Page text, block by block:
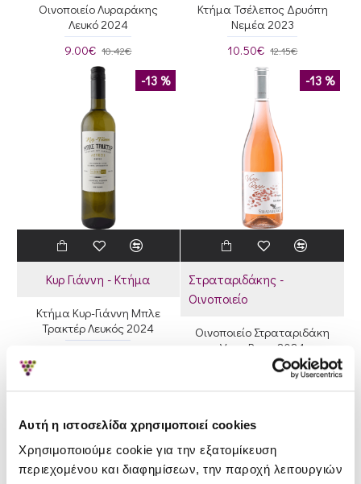
Αυτή η ιστοσελίδα χρησιμοποιεί cookies
Χρησιμοποιούμε cookie για την εξατομίκευση
περιεχομένου και διαφημίσεων, την παροχή λειτουργιών
Οινοποιείο Λυραράκης
Λευκό 2024
9.00€ 10.42€
Κτήμα Τσέλεπος Δρυόπη
Νεμέα 2023
10.50€ 12.15€
-13 %
Κυρ Γιάννη - Κτήμα
Κτήμα Κυρ-Γιάννη Μπλε
Τρακτέρ Λευκός 2024
-13 %
Στραταριδάκης -
Οινοποιείο
Οινοποιείο Στραταριδάκη
Vera Rosa 2024
11.53€
90
JR '21
16.5
RP '18
88